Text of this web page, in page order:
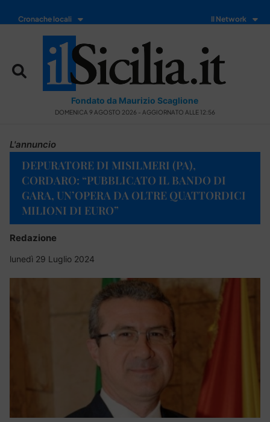
Cronache locali Il Network
Fondato da Maurizio Scaglione
DOMENICA 9 AGOSTO 2026 - AGGIORNATO ALLE 12:56
L'annuncio
DEPURATORE DI MISILMERI (PA),
CORDARO: “PUBBLICATO IL BANDO DI
GARA, UN’OPERA DA OLTRE QUATTORDICI
MILIONI DI EURO”
Redazione
lunedì 29 Luglio 2024